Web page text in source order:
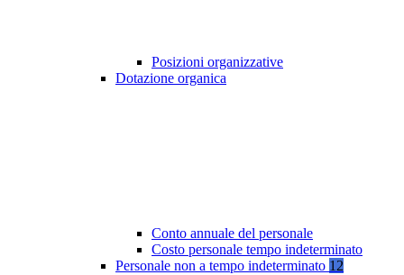
Posizioni organizzative
Dotazione organica
Conto annuale del personale
Costo personale tempo indeterminato
Personale non a tempo indeterminato 12